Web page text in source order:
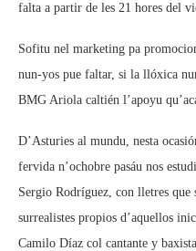
falta a partir de les 21 hores del
Sofitu nel marketing pa
nun-yos pue faltar, si la llóxica
BMG Ariola caltién l’apoyu
D’Asturies al mundu, nesta
fervida n’ochobre pasáu nos
Sergio Rodríguez, con lletres que
surrealistes propios d’aquellos
Camilo Díaz col cantante y